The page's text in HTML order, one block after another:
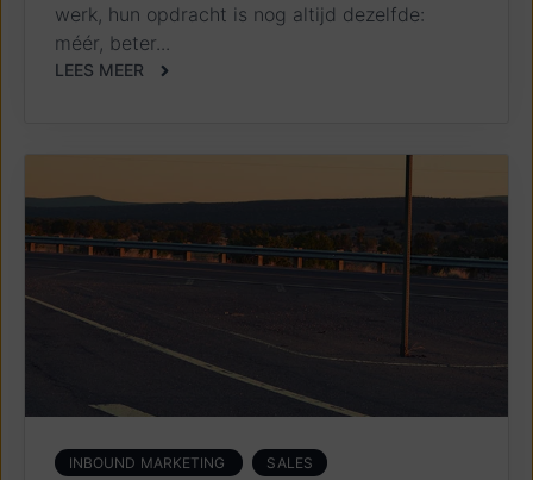
werk, hun opdracht is nog altijd dezelfde:
méér, beter...
LEES MEER
INBOUND MARKETING SALES